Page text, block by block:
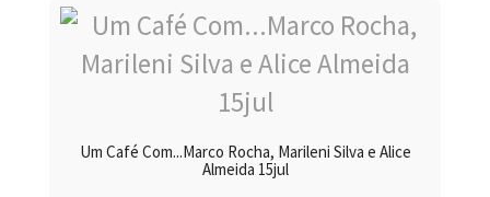
Um Café Com...Marco Rocha, Marileni Silva e Alice
Almeida 15jul